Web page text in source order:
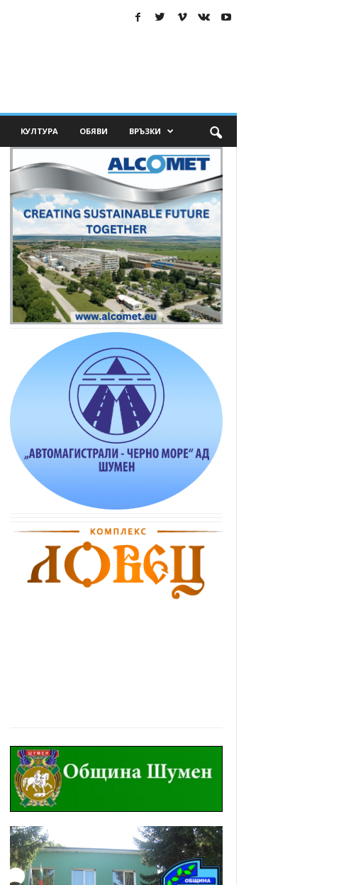
КУЛТУРА ОБЯВИ ВРЪЗКИ